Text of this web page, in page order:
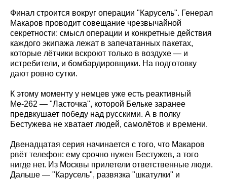
Финал строится вокруг операции "Карусель". Генерал
Макаров проводит совещание чрезвычайной
секретности: смысл операции и конкретные действия
каждого экипажа лежат в запечатанных пакетах,
которые лётчики вскроют только в воздухе — и
истребители, и бомбардировщики. На подготовку
дают ровно сутки.
К этому моменту у немцев уже есть реактивный
Ме-262 — "Ласточка", которой Бельке заранее
предвкушает победу над русскими. А в полку
Бестужева не хватает людей, самолётов и времени.
Двенадцатая серия начинается с того, что Макаров
рвёт телефон: ему срочно нужен Бестужев, а того
нигде нет. Из Москвы прилетели ответственные люди.
Дальше — "Карусель", развязка "шкатулки" и